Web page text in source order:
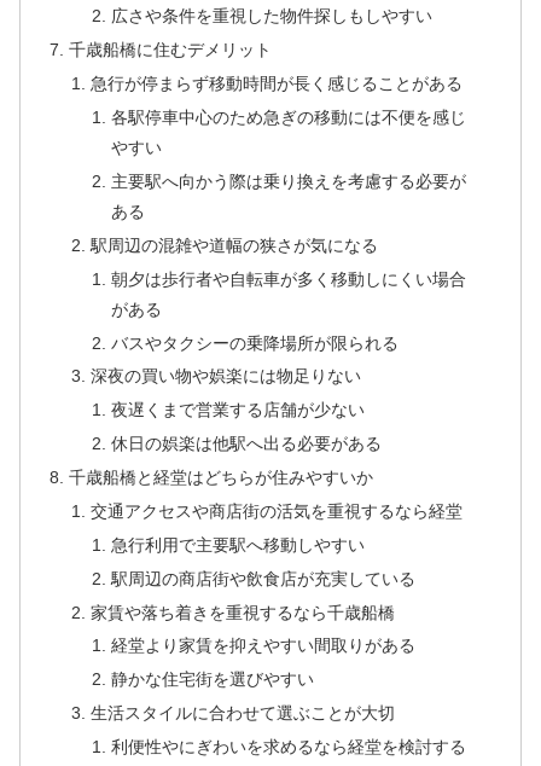
広さや条件を重視した物件探しもしやすい
千歳船橋に住むデメリット
急行が停まらず移動時間が長く感じることがある
各駅停車中心のため急ぎの移動には不便を感じ
やすい
主要駅へ向かう際は乗り換えを考慮する必要が
ある
駅周辺の混雑や道幅の狭さが気になる
朝夕は歩行者や自転車が多く移動しにくい場合
がある
バスやタクシーの乗降場所が限られる
深夜の買い物や娯楽には物足りない
夜遅くまで営業する店舗が少ない
休日の娯楽は他駅へ出る必要がある
千歳船橋と経堂はどちらが住みやすいか
交通アクセスや商店街の活気を重視するなら経堂
急行利用で主要駅へ移動しやすい
駅周辺の商店街や飲食店が充実している
家賃や落ち着きを重視するなら千歳船橋
経堂より家賃を抑えやすい間取りがある
静かな住宅街を選びやすい
生活スタイルに合わせて選ぶことが大切
利便性やにぎわいを求めるなら経堂を検討する